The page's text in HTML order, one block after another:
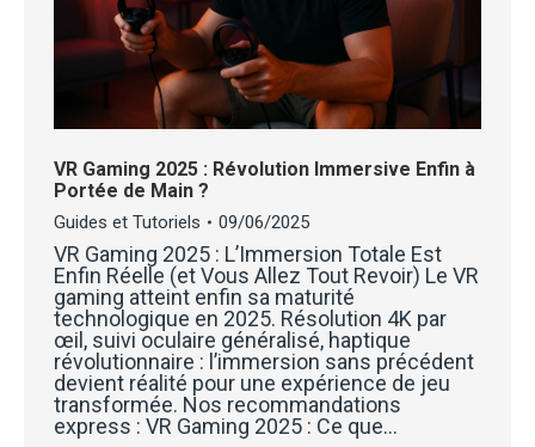
VR Gaming 2025 : Révolution Immersive Enfin à
Portée de Main ?
Guides et Tutoriels 09/06/2025
VR Gaming 2025 : L’Immersion Totale Est
Enfin Réelle (et Vous Allez Tout Revoir) Le VR
gaming atteint enfin sa maturité
technologique en 2025. Résolution 4K par
œil, suivi oculaire généralisé, haptique
révolutionnaire : l’immersion sans précédent
devient réalité pour une expérience de jeu
transformée. Nos recommandations
express : VR Gaming 2025 : Ce que…